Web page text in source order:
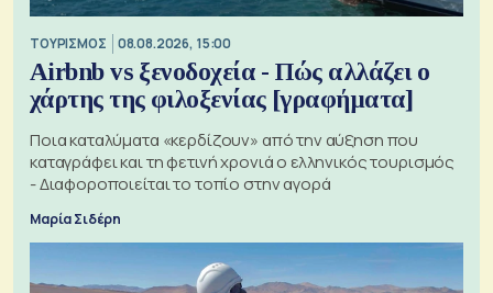
ΤΟΥΡΙΣΜΟΣ 08.08.2026, 15:00
Airbnb vs ξενοδοχεία - Πώς αλλάζει ο
χάρτης της φιλοξενίας [γραφήματα]
Ποια καταλύματα «κερδίζουν» από την αύξηση που
καταγράφει και τη φετινή χρονιά ο ελληνικός τουρισμός
- Διαφοροποιείται το τοπίο στην αγορά
Μαρία Σιδέρη